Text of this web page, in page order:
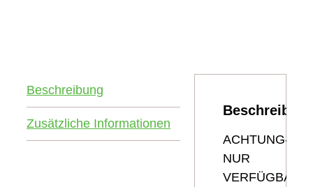
Beschreibung
Zusätzliche Informationen
ACHTUNG-
NUR
VERFÜGBAR